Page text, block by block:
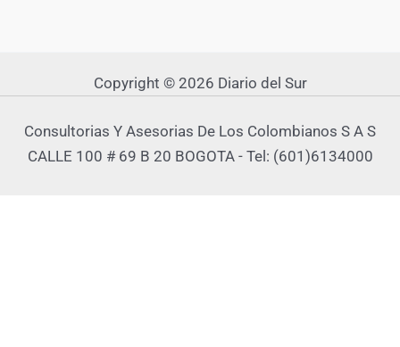
Copyright © 2026 Diario del Sur
Consultorias Y Asesorias De Los Colombianos S A S
CALLE 100 # 69 B 20 BOGOTA - Tel: (601)6134000